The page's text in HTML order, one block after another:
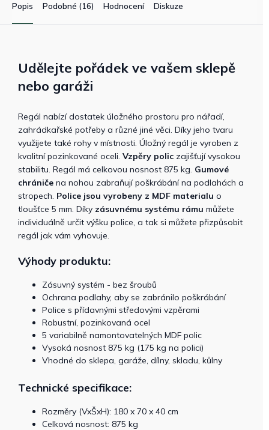
Popis Podobné (16) Hodnocení Diskuze
Udělejte pořádek ve vašem sklepě
nebo garáži
Regál nabízí dostatek úložného prostoru pro nářadí,
zahrádkařské potřeby a různé jiné věci. Díky jeho tvaru
využijete také rohy v místnosti. Úložný regál je vyroben z
kvalitní pozinkované oceli. Vzpěry polic zajišťují vysokou
stabilitu. Regál má celkovou nosnost 875 kg. Gumové
chrániče na nohou zabraňují poškrábání na podlahách a
stropech. Police jsou vyrobeny z MDF materialu o
tloušťce 5 mm. Díky zásuvnému systému rámu můžete
individuálně určit výšku police, a tak si můžete přizpůsobit
regál jak vám vyhovuje.
Výhody produktu:
Zásuvný systém - bez šroubů
Ochrana podlahy, aby se zabránilo poškrábání
Police s přídavnými středovými vzpěrami
Robustní, pozinkovaná ocel
5 variabilně namontovatelných MDF polic
Vysoká nosnost 875 kg (175 kg na polici)
Vhodné do sklepa, garáže, dílny, skladu, kůlny
Technické specifikace:
Rozměry (VxŠxH): 180 x 70 x 40 cm
Celková nosnost: 875 kg